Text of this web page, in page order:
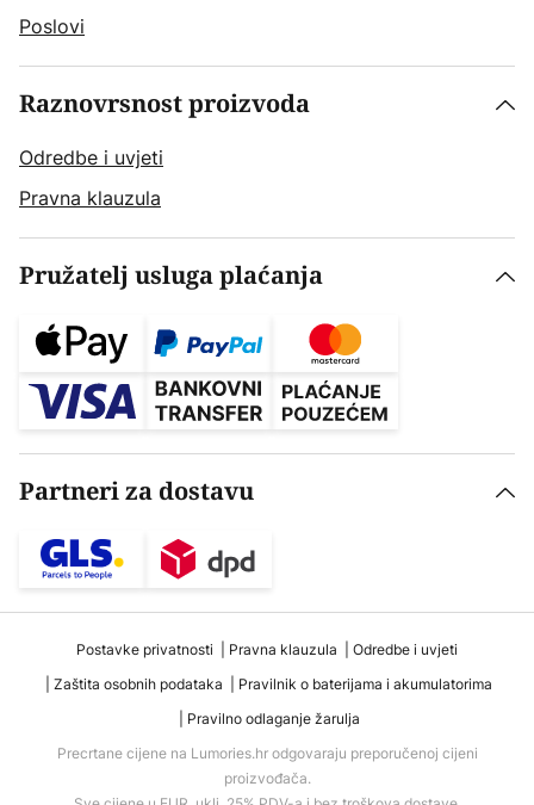
Poslovi
Raznovrsnost proizvoda
Odredbe i uvjeti
Pravna klauzula
Pružatelj usluga plaćanja
Partneri za dostavu
Postavke privatnosti Pravna klauzula
Odredbe i uvjeti
Zaštita osobnih podataka
Pravilnik o baterijama i akumulatorima
Pravilno odlaganje žarulja
Precrtane cijene na Lumories.hr odgovaraju preporučenoj cijeni
proizvođača.